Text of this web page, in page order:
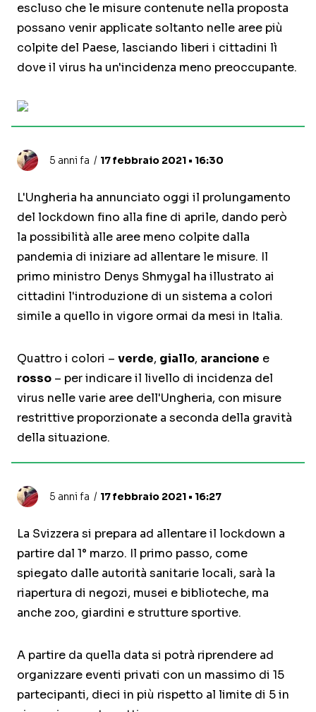
escluso che le misure contenute nella proposta
possano venir applicate soltanto nelle aree più
colpite del Paese, lasciando liberi i cittadini lì
dove il virus ha un'incidenza meno preoccupante.
5 anni fa 17 febbraio 2021 • 16:30
L'Ungheria ha annunciato oggi il prolungamento
del lockdown fino alla fine di aprile, dando però
la possibilità alle aree meno colpite dalla
pandemia di iniziare ad allentare le misure. Il
primo ministro Denys Shmygal ha illustrato ai
cittadini l'introduzione di un sistema a colori
simile a quello in vigore ormai da mesi in Italia.
Quattro i colori – verde, giallo, arancione e
rosso – per indicare il livello di incidenza del
virus nelle varie aree dell'Ungheria, con misure
restrittive proporzionate a seconda della gravità
della situazione.
5 anni fa 17 febbraio 2021 • 16:27
La Svizzera si prepara ad allentare il lockdown a
partire dal 1° marzo. Il primo passo, come
spiegato dalle autorità sanitarie locali, sarà la
riapertura di negozi, musei e biblioteche, ma
anche zoo, giardini e strutture sportive.
A partire da quella data si potrà riprendere ad
organizzare eventi privati con un massimo di 15
partecipanti, dieci in più rispetto al limite di 5 in